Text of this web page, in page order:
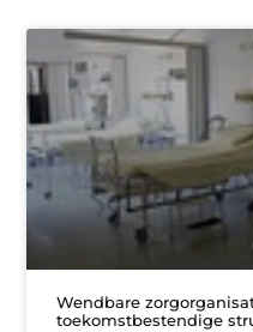
Wendbare
toekomstbestendige